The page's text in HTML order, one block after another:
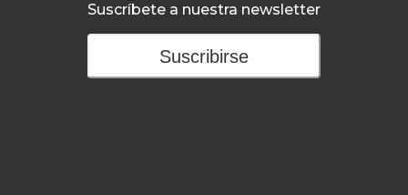
Suscríbete a nuestra newsletter
Suscribirse